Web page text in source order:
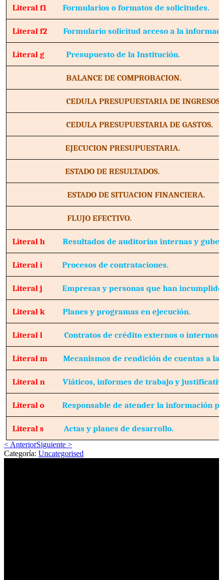
Literal f1Formularios o formatos de solicitudes.
Literal f2Formulario solicitud acceso a la
Literal gPresupuesto de la Institución.
BALANCE DE COMPROBACION.
CEDULA PRESUPUESTARIA DE INGRESOS.
CEDULA PRESUPUESTARIA DE GASTOS.
EJECUCION PRESUPUESTARIA.
ESTADO DE RESULTADOS.
ESTADO DE SITUACION FINANCIERA.
FLUJO EFECTIVO.
Literal hResultados de auditorías internas y
Literal iProcesos de contrataciones.
Literal jEmpresas y personas que han
Literal kPlanes y programas en ejecución.
Literal lContratos de crédito externos o internos.
Literal mMecanismos de rendición de cuentas a la
Literal nViáticos, informes de trabajo y
Literal oResponsable de atender la información
Literal s Actas y planes de desarrollo.
< AnteriorSiguiente >
Categoría: Uncategorised